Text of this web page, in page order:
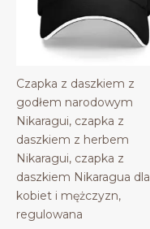
Czapka z daszkiem z
godłem narodowym
Nikaragui, czapka z
daszkiem z herbem
Nikaragui, czapka z
daszkiem Nikaragua dla
kobiet i mężczyzn,
regulowana